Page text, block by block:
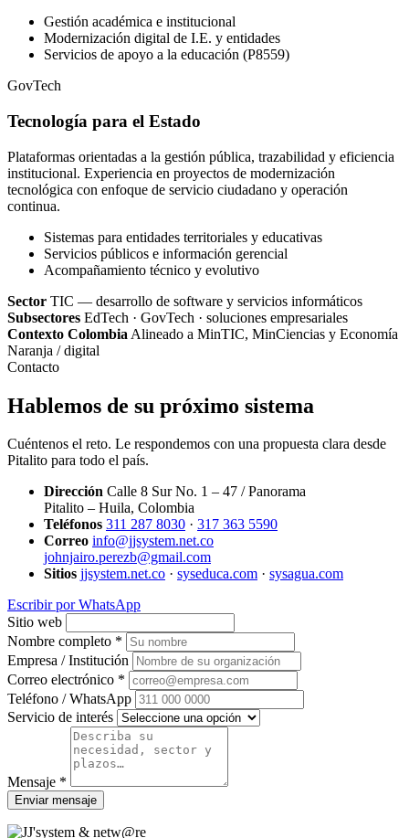
Gestión académica e institucional
Modernización digital de I.E. y entidades
Servicios de apoyo a la educación (P8559)
GovTech
Tecnología para el Estado
Plataformas orientadas a la gestión pública, trazabilidad y eficiencia
institucional. Experiencia en proyectos de modernización
tecnológica con enfoque de servicio ciudadano y operación
continua.
Sistemas para entidades territoriales y educativas
Servicios públicos e información gerencial
Acompañamiento técnico y evolutivo
Sector TIC — desarrollo de software y servicios informáticos
Subsectores EdTech · GovTech · soluciones empresariales
Contexto Colombia Alineado a MinTIC, MinCiencias y Economía
Naranja / digital
Contacto
Hablemos de su próximo sistema
Cuéntenos el reto. Le respondemos con una propuesta clara desde
Pitalito para todo el país.
Dirección Calle 8 Sur No. 1 – 47 / Panorama
Pitalito – Huila, Colombia
Teléfonos 311 287 8030 · 317 363 5590
Correo info@jjsystem.net.co
johnjairo.perezb@gmail.com
Sitios jjsystem.net.co · syseduca.com · sysagua.com
Escribir por WhatsApp
Sitio web
Nombre completo *
Empresa / Institución
Correo electrónico *
Teléfono / WhatsApp
Servicio de interés
Mensaje *
Enviar mensaje